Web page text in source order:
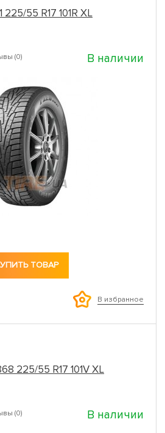
55 R17 101R XL
(0) В наличии
ТОВАР
В избранное
225/55 R17 101V XL
(0) В наличии